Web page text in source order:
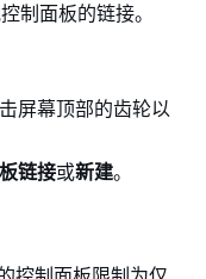
制面板的链接。
屏幕顶部的齿轮以
链接或新建。